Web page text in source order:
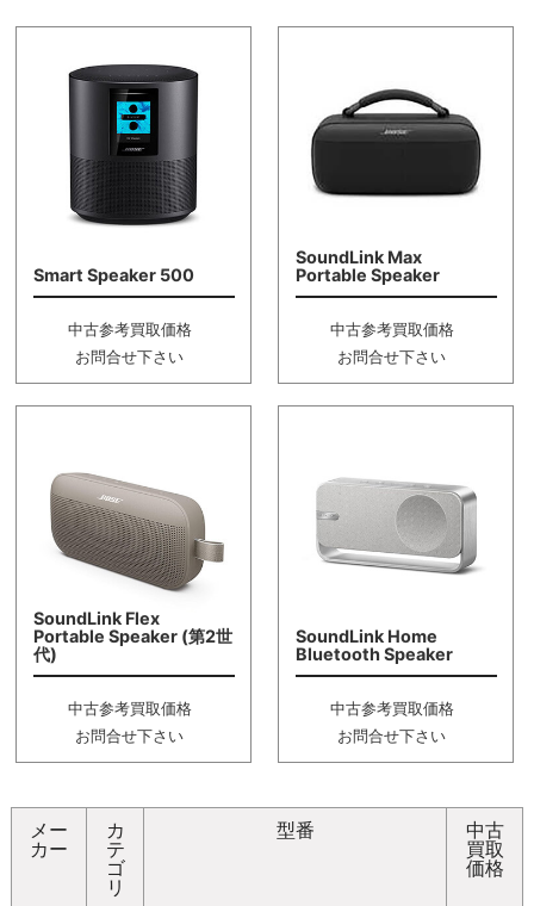
Smart Speaker 500
中古参考買取価格
お問合せ下さい
SoundLink Max
Portable Speaker
中古参考買取価格
お問合せ下さい
SoundLink Flex
Portable Speaker (第2世
代)
中古参考買取価格
お問合せ下さい
SoundLink Home
Bluetooth Speaker
中古参考買取価格
お問合せ下さい
メー
カー
カ
テ
ゴ
リ
型番
中古
買取
価格